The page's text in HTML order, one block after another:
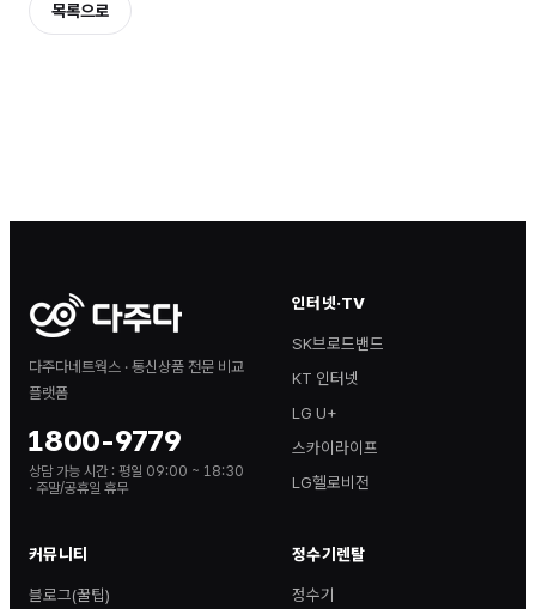
목록으로
다주다네트웍스 · 통신상품 전문 비교
플랫폼
1800-9779
상담 가능 시간 : 평일 09:00 ~ 18:30
· 주말/공휴일 휴무
인터넷·TV
SK브로드밴드
KT 인터넷
LG U+
스카이라이프
LG헬로비전
커뮤니티
블로그(꿀팁)
정수기렌탈
정수기